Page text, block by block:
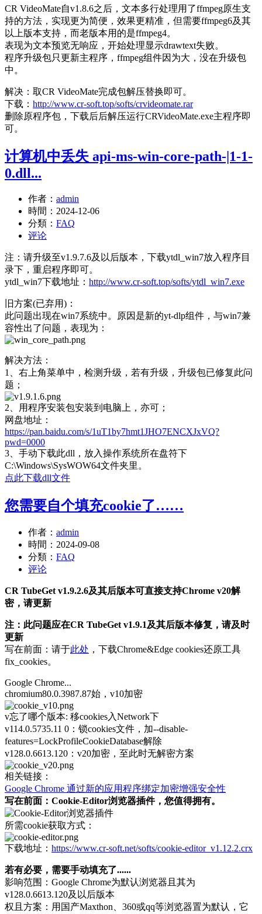
CR VideoMate自v1.8.6之后，文本多行处理用了ffmpeg原生支
持的方法，实现更为简便，效果更精准，但需要ffmpeg6及其
以上版本支持，而老版本用的是ffmpeg4。
表现为文本预览无响应，开始处理显示drawtext失败。
程序升级包只更新主程序，ffmpeg组件因为大，没在升级包
中。
解决：取CR VideoMate完成包解压替换即可。
下载： http://www.cr-soft.top/softs/crvideomate.rar
删除原程序包，下载后后解压运行CRVideoMate.exe主程序即
可。
计算机中丢失 api-ms-win-core-path-|1-1-
0.dll...
作者： admin
時間： 2024-12-06
分類： FAQ
评论
注：请升级至v1.9.7.6及以后版本，下载ytdl_win7放入程序目
录下，重启程序即可。
ytdl_win7下载地址： http://www.cr-soft.top/softs/ytdl_win7.exe
旧方案(已弃用)：
此问题出现在win7系统中。原因是新的yt-dlp组件，与win7兼
容性出了问题，表现为：
解决方法：
1、右上角菜单中，检测升级，若有升级，升级包已修复此问
题；
2、用程序安装包安装到电脑上，亦可；
网盘地址：
https://pan.baidu.com/s/1uT1by7hmt1JHO7ENCXJxVQ?
pwd=0000
3、手动下载此dll，放入操作系统所在盘符下
C:\Windows\SysWOW64文件夹里。
点此下载dll文件
您需要自个填充cookie了……
作者： admin
時間： 2024-09-08
分類： FAQ
评论
CR TubeGet v1.9.2.6及其后版本可直接支持Chrome v20解
密，请更新
注：此问题应在CR TubeGet v1.9.1及其后版本修复，请及时
更新
写在前面：请于此处 ，下载Chrome&Edge cookies还原工具
fix_cookies。
Google Chrome...
chromium80.0.3987.87始，v10加密
v忘了哪个版本: 移cookies入Network下
v114.0.5735.11 0：锁cookies文件，加--disable-
features=LockProfileCookieDatabase解除
v128.0.6613.120：v20加密，至此时无解密方案
相关链接：
Google Chrome 通过新的应用程序绑定加密增强安全性
写在前面：Cookie-Editor浏览器插件，您值得拥有。
所需cookie获取方式：
下载地址： https://www.cr-soft.net/softs/cookie-editor_v1.12.2.crx
若有必要，需要手动填充了......
影响范围：Google Chrome为默认浏览器且其为
v128.0.6613.120及以后版本
权且方案：用国产Maxthon、360或qq等浏览器置为默认，它